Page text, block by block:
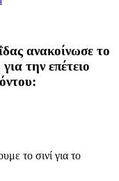
ανακοίνωσε το
την επέτειο
το σινί για το